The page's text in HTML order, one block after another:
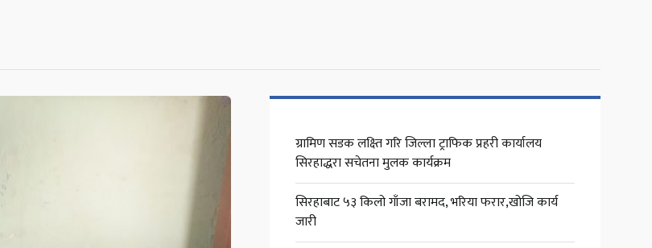
ग्रामिण सडक लक्ष्ति गरि जिल्ला ट्राफिक प्रहरी कार्यालय
सिरहाद्धरा सचेतना मुलक कार्यक्रम
सिरहाबाट ५३ किलो गाँजा बरामद, भरिया फरार,खोजि कार्य
जारी